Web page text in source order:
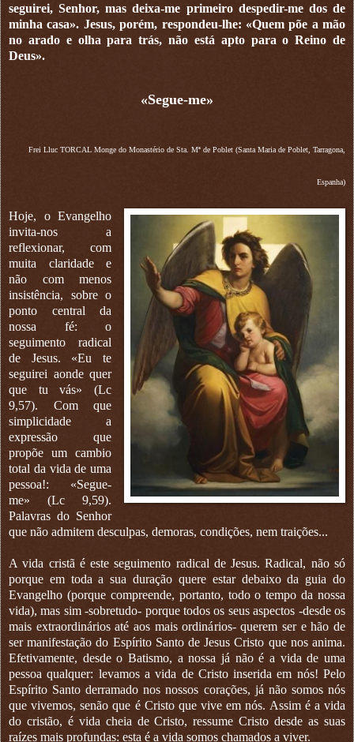
seguirei, Senhor, mas deixa-me primeiro despedir-me dos de
minha casa». Jesus, porém, respondeu-lhe: «Quem põe a mão
no arado e olha para trás, não está apto para o Reino de
Deus».
«Segue-me»
Frei Lluc TORCAL Monge do Monastério de Sta. Mª de Poblet (Santa Maria de Poblet, Tarragona,
Espanha)
Hoje, o Evangelho
invita-nos a
reflexionar, com
muita claridade e
não com menos
insistência, sobre o
ponto central da
nossa fé: o
seguimento radical
de Jesus. «Eu te
seguirei aonde quer
que tu vás» (Lc
9,57). Com que
simplicidade a
expressão que
propõe um cambio
total da vida de uma
pessoa!: «Segue-
me» (Lc 9,59).
Palavras do Senhor
que não admitem desculpas, demoras, condições, nem traições...
A vida cristã é este seguimento radical de Jesus. Radical, não só
porque em toda a sua duração quere estar debaixo da guia do
Evangelho (porque compreende, portanto, todo o tempo da nossa
vida), mas sim -sobretudo- porque todos os seus aspectos -desde os
mais extraordinários até aos mais ordinários- querem ser e hão de
ser manifestação do Espírito Santo de Jesus Cristo que nos anima.
Efetivamente, desde o Batismo, a nossa já não é a vida de uma
pessoa qualquer: levamos a vida de Cristo inserida em nós! Pelo
Espírito Santo derramado nos nossos corações, já não somos nós
que vivemos, senão que é Cristo que vive em nós. Assim é a vida
do cristão, é vida cheia de Cristo, ressume Cristo desde as suas
raízes mais profundas: esta é a vida somos chamados a viver.